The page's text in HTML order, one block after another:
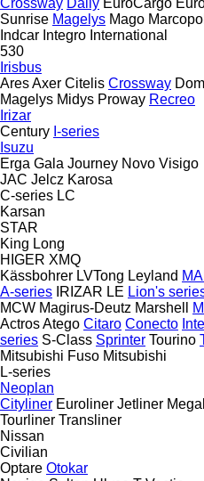
Sunrise Magelys Mago
Indcar Integro International
530
Irisbus
AresAxer Citelis Crossway
Magelys Midys Proway Recreo
Irizar
Century I-series
Isuzu
Erga Gala Journey Novo Visigo
JAC Jelcz Karosa
C-series LC
Karsan
STAR
King Long
HIGER XMQ
Kässbohrer LVTong Leyland
A-series IRIZAR LE Lion's
MCW Magirus-Deutz Marshell
ActrosAtego Citaro Conecto
series S-Class Sprinter Tourino
Mitsubishi Fuso Mitsubishi
L-series
Neoplan
Cityliner Euroliner Jetliner
Tourliner Transliner
Nissan
Civilian
Optare Otokar